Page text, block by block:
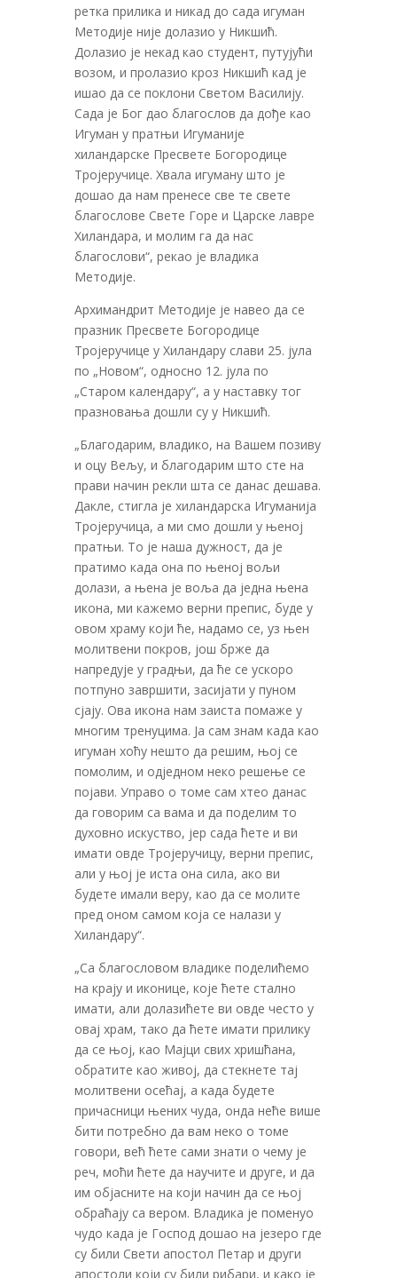
ретка прилика и никад до сада игуман
Методије није долазио у Никшић.
Долазио је некад као студент, путујући
возом, и пролазио кроз Никшић кад је
ишао да се поклони Светом Василију.
Сада је Бог дао благослов да дође као
Игуман у пратњи Игуманије
хиландарске Пресвете Богородице
Тројеручице. Хвала игуману што је
дошао да нам пренесе све те свете
благослове Свете Горе и Царске лавре
Хиландара, и молим га да нас
благослови“, рекао је владика
Методије.
Архимандрит Методије је навео да се
празник Пресвете Богородице
Тројеручице у Хиландару слави 25. јула
по „Новом“, односно 12. јула по
„Старом календару“, а у наставку тог
празновања дошли су у Никшић.
„Благодарим, владико, на Вашем позиву
и оцу Вељу, и благодарим што сте на
прави начин рекли шта се данас дешава.
Дакле, стигла је хиландарска Игуманија
Тројеручица, а ми смо дошли у њеној
пратњи. То је наша дужност, да је
пратимо када она по њеној вољи
долази, а њена је воља да једна њена
икона, ми кажемо верни препис, буде у
овом храму који ће, надамо се, уз њен
молитвени покров, још брже да
напредује у градњи, да ће се ускоро
потпуно завршити, засијати у пуном
сјају. Ова икона нам заиста помаже у
многим тренуцима. Ја сам знам када као
игуман хоћу нешто да решим, њој се
помолим, и одједном неко решење се
појави. Управо о томе сам хтео данас
да говорим са вама и да поделим то
духовно искуство, јер сада ћете и ви
имати овде Тројеручицу, верни препис,
али у њој је иста она сила, ако ви
будете имали веру, као да се молите
пред оном самом која се налази у
Хиландару“.
„Са благословом владике поделићемо
на крају и иконице, које ћете стално
имати, али долазићете ви овде често у
овај храм, тако да ћете имати прилику
да се њој, као Мајци свих хришћана,
обратите као живој, да стекнете тај
молитвени осећај, а када будете
причасници њених чуда, онда неће више
бити потребно да вам неко о томе
говори, већ ћете сами знати о чему је
реч, моћи ћете да научите и друге, и да
им објасните на који начин да се њој
обраћају са вером. Владика је поменуо
чудо када је Господ дошао на језеро где
су били Свети апостол Петар и други
апостоли који су били рибари, и како је